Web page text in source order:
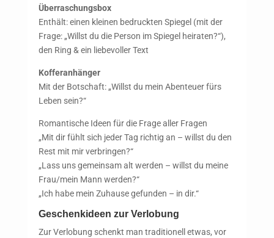
Überraschungsbox
Enthält: einen kleinen bedruckten Spiegel (mit der
Frage: „Willst du die Person im Spiegel heiraten?“),
den Ring & ein liebevoller Text
Kofferanhänger
Mit der Botschaft: „Willst du mein Abenteuer fürs
Leben sein?“
Romantische Ideen für die Frage aller Fragen
„Mit dir fühlt sich jeder Tag richtig an – willst du den
Rest mit mir verbringen?“
„Lass uns gemeinsam alt werden – willst du meine
Frau/mein Mann werden?“
„Ich habe mein Zuhause gefunden – in dir.“
Geschenkideen zur Verlobung
Zur Verlobung schenkt man traditionell etwas, vor